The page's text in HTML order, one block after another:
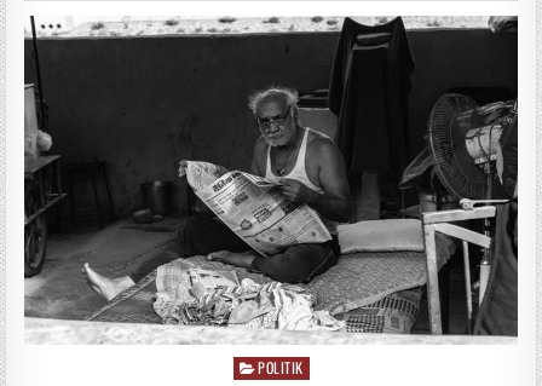
Posted
POLITIK